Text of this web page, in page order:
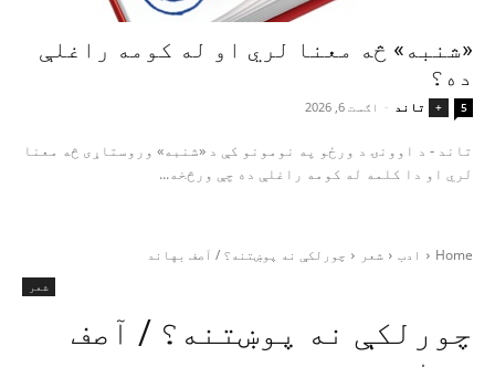
«شنبه» څه معنا لري او له کومه راغلې
ده؟
+ تاند - اګست 6, 2026 5
تاند - د اوونۍ د ورځو په نومونو کې د «شنبه» وروستاړی څه معنا
لري او دا کلمه له کومه راغلې ده چې ورڅخه...